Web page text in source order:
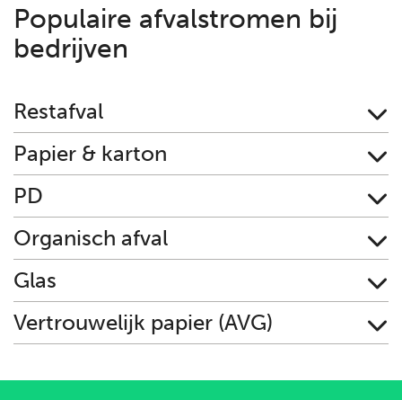
Populaire afvalstromen bij
bedrijven
Restafval
Papier & karton
PD
Organisch afval
Glas
Vertrouwelijk papier (AVG)